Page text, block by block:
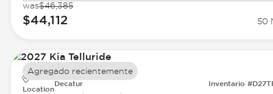
was$46,385
$44,112 50
Location
Decatur Inventario
Agregado recientemente